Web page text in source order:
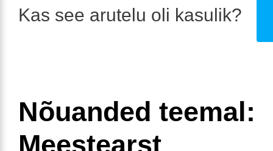
Kas see arutelu oli kasulik?
Nõuanded teemal:
Meestearst